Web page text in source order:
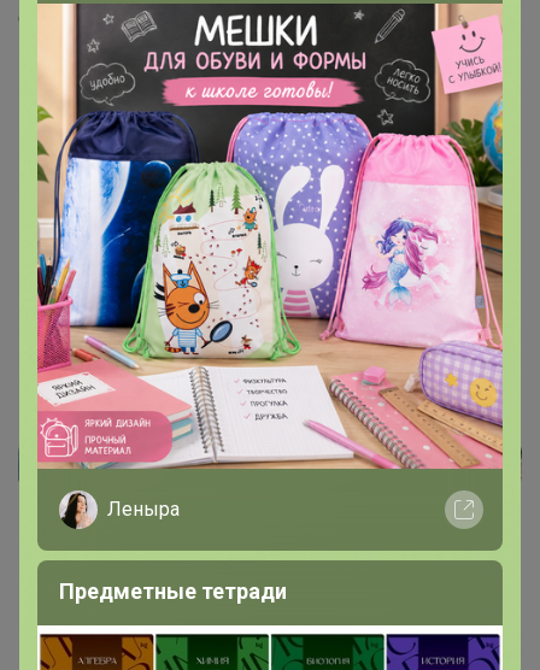
Скопировать ссылку
Медали 8
Номинировать на медаль
2 2
Как здесь все устроено?
Как сделать заказ?
Как получить?
Леныра
Предметные тетради